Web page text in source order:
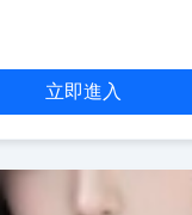
立即進入